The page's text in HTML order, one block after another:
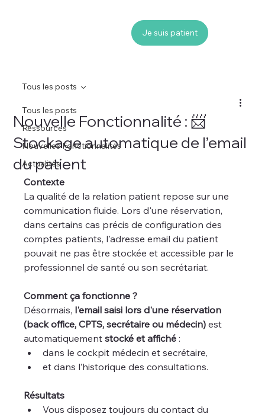
Je suis patient
Tous les posts
Ressources
Nouvelles Fonctionnalités
Actualités
Tous les posts
Nouvelle Fonctionnalité : 📨
Stockage automatique de l’email
du patient
Contexte
La qualité de la relation patient repose sur une
communication fluide. Lors d'une réservation,
dans certains cas précis de configuration des
comptes patients, l'adresse email du patient
pouvait ne pas être stockée et accessible par le
professionnel de santé ou son secrétariat.
Comment ça fonctionne ?
Désormais, l'email saisi lors d'une réservation
(back office, CPTS, secrétaire ou médecin) est
automatiquement stocké et affiché :
dans le cockpit médecin et secrétaire,
et dans l’historique des consultations.
Résultats
Vous disposez toujours du contact du